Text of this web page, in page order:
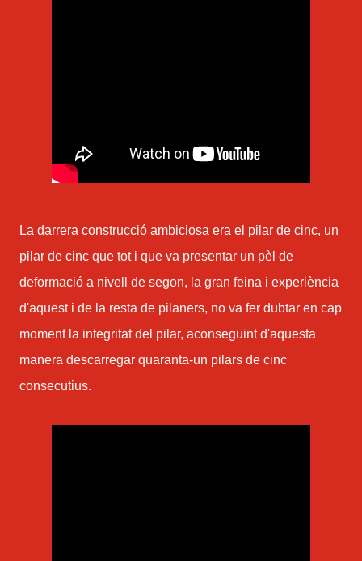
La darrera construcció ambiciosa era el pilar de cinc, un
pilar de cinc que tot i que va presentar un pèl de
deformació a nivell de segon, la gran feina i experiència
d'aquest i de la resta de pilaners, no va fer dubtar en cap
moment la integritat del pilar, aconseguint d'aquesta
manera descarregar quaranta-un pilars de cinc
consecutius.